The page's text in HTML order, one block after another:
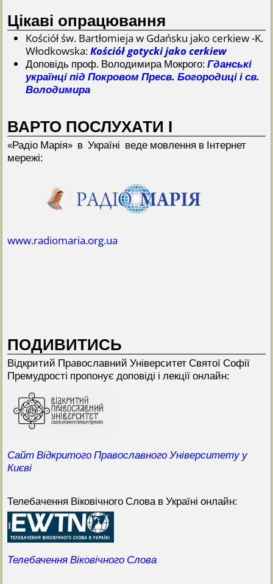
Цікаві опрацювання
Kościół św. Bartłomieja w Gdańsku jako cerkiew -K.
Włodkowska:Kościół gotycki jako cerkiew
Доповідь проф. Володимира Мокрого:Гданські
українці під Покровом Пресв. Богородиці і св.
Володимира
ВАРТО ПОСЛУХАТИ І
«Радіо Марія» в Україні веде мовлення в Інтернет
мережі:
www.radiomaria.org.ua
ПОДИВИТИСЬ
Відкритий Прaвославний Університет Святої Софії
Премудрості пропонує доповіді і лекції онлайн:
Сайт Відкритого Православного Університету у
Києві
Телебачення Віковічного Слова в Україні онлайн:
Телебачення Віковічного Слова